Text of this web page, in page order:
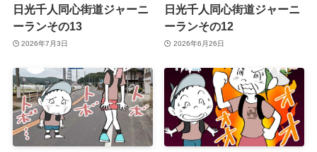
日光千人同心街道ジャーニ
ーランその13
2026年7月3日
日光千人同心街道ジャーニ
ーランその12
2026年6月26日